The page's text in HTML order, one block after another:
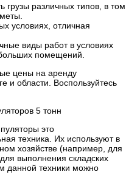
грузы различных типов, в том
условиях, отличная
виды работ в условиях
помещений.
цены на аренду
и области. Воспользуйтесь
5 тонн
это
техника. Их используют в
хозяйстве (например, для
выполнения складских
данной техники можно